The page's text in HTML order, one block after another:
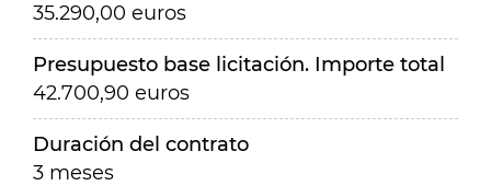
35.290,00 euros
Presupuesto base licitación. Importe total
42.700,90 euros
Duración del contrato
3 meses